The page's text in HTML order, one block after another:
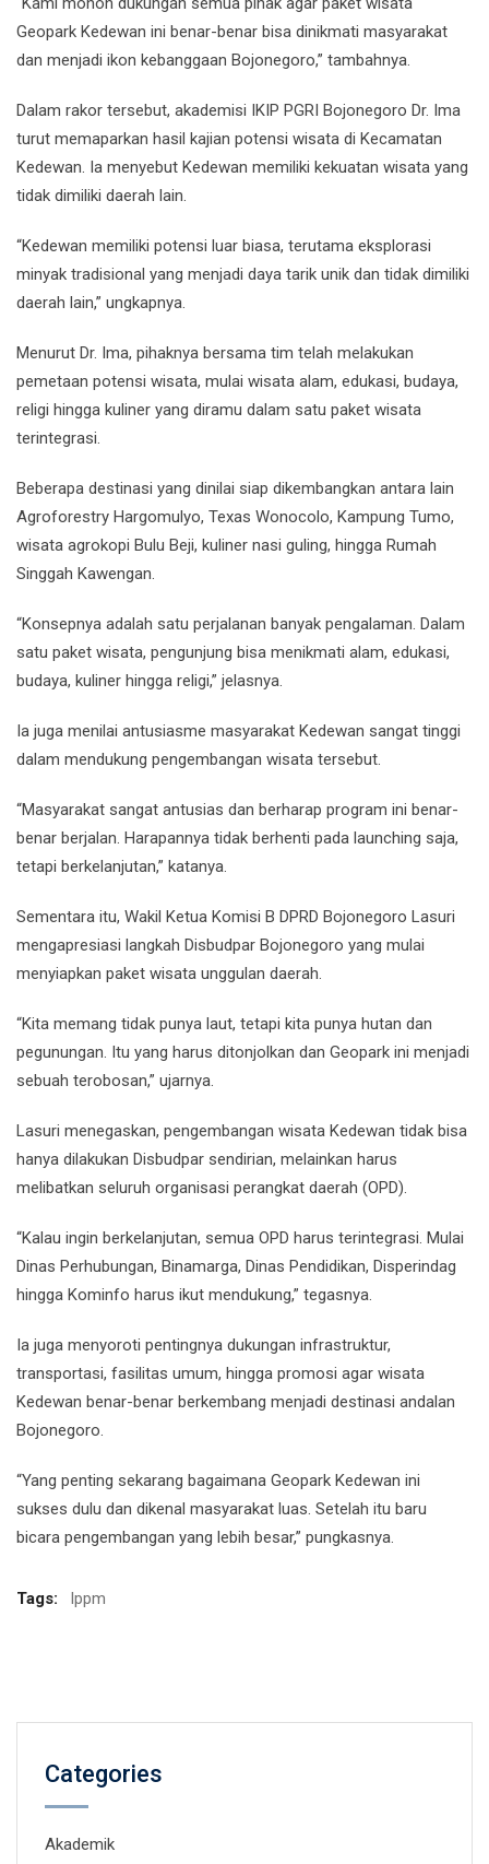
Geopark Kedewan ini benar-benar bisa dinikmati masyarakat
dan menjadi ikon kebanggaan Bojonegoro,” tambahnya.
Dalam rakor tersebut, akademisi IKIP PGRI Bojonegoro Dr. Ima
turut memaparkan hasil kajian potensi wisata di Kecamatan
Kedewan. Ia menyebut Kedewan memiliki kekuatan wisata yang
tidak dimiliki daerah lain.
“Kedewan memiliki potensi luar biasa, terutama eksplorasi
minyak tradisional yang menjadi daya tarik unik dan tidak dimiliki
daerah lain,” ungkapnya.
Menurut Dr. Ima, pihaknya bersama tim telah melakukan
pemetaan potensi wisata, mulai wisata alam, edukasi, budaya,
religi hingga kuliner yang diramu dalam satu paket wisata
terintegrasi.
Beberapa destinasi yang dinilai siap dikembangkan antara lain
Agroforestry Hargomulyo, Texas Wonocolo, Kampung Tumo,
wisata agrokopi Bulu Beji, kuliner nasi guling, hingga Rumah
Singgah Kawengan.
“Konsepnya adalah satu perjalanan banyak pengalaman. Dalam
satu paket wisata, pengunjung bisa menikmati alam, edukasi,
budaya, kuliner hingga religi,” jelasnya.
Ia juga menilai antusiasme masyarakat Kedewan sangat tinggi
dalam mendukung pengembangan wisata tersebut.
“Masyarakat sangat antusias dan berharap program ini benar-
benar berjalan. Harapannya tidak berhenti pada launching saja,
tetapi berkelanjutan,” katanya.
Sementara itu, Wakil Ketua Komisi B DPRD Bojonegoro Lasuri
mengapresiasi langkah Disbudpar Bojonegoro yang mulai
menyiapkan paket wisata unggulan daerah.
“Kita memang tidak punya laut, tetapi kita punya hutan dan
pegunungan. Itu yang harus ditonjolkan dan Geopark ini menjadi
sebuah terobosan,” ujarnya.
Lasuri menegaskan, pengembangan wisata Kedewan tidak bisa
hanya dilakukan Disbudpar sendirian, melainkan harus
melibatkan seluruh organisasi perangkat daerah (OPD).
“Kalau ingin berkelanjutan, semua OPD harus terintegrasi. Mulai
Dinas Perhubungan, Binamarga, Dinas Pendidikan, Disperindag
hingga Kominfo harus ikut mendukung,” tegasnya.
Ia juga menyoroti pentingnya dukungan infrastruktur,
transportasi, fasilitas umum, hingga promosi agar wisata
Kedewan benar-benar berkembang menjadi destinasi andalan
Bojonegoro.
“Yang penting sekarang bagaimana Geopark Kedewan ini
sukses dulu dan dikenal masyarakat luas. Setelah itu baru
bicara pengembangan yang lebih besar,” pungkasnya.
Tags: lppm
Categories
Akademik